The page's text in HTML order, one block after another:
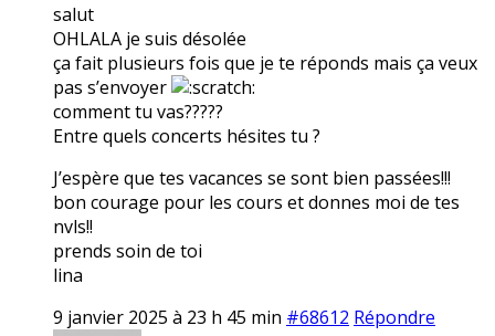
salut
OHLALA je suis désolée
ça fait plusieurs fois que je te réponds mais ça veux
pas s’envoyer
comment tu vas?????
Entre quels concerts hésites tu ?
J’espère que tes vacances se sont bien passées!!!
bon courage pour les cours et donnes moi de tes
nvls!!
prends soin de toi
lina
9 janvier 2025 à 23 h 45 min #68612 Répondre